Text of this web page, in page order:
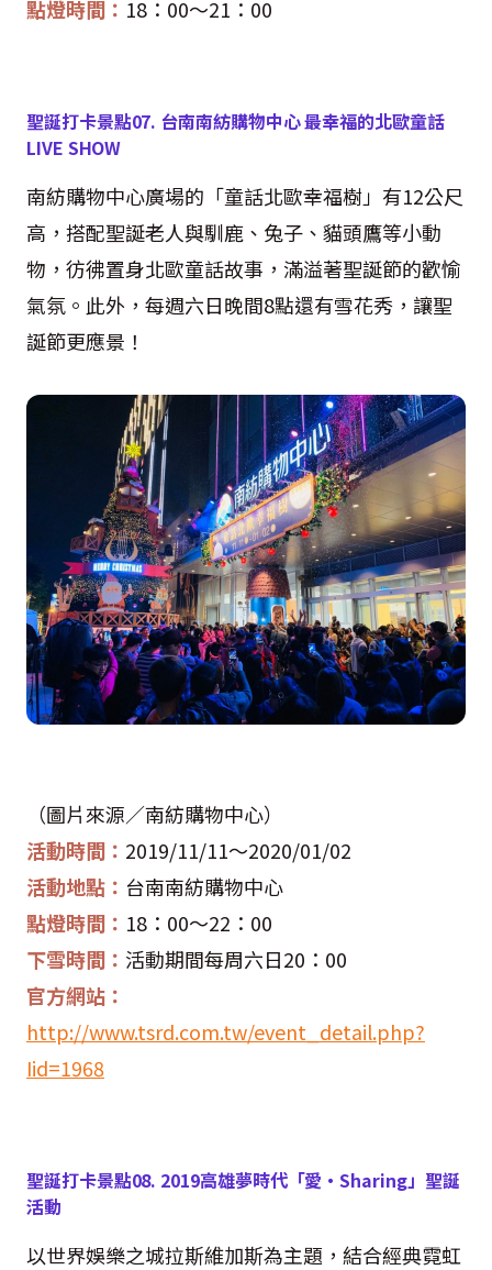
點燈時間： 18 ： 00～21 ： 00
聖誕打卡景點07. 台南南紡購物中心 最幸福的北歐童話
LIVE SHOW
南紡購物中心廣場的「童話北歐幸福樹」有12公尺
高，搭配聖誕老人與馴鹿、兔子、貓頭鷹等小動
物，彷彿置身北歐童話故事，滿溢著聖誕節的歡愉
氣氛。此外，每週六日晚間8點還有雪花秀，讓聖
誕節更應景！
（圖片來源／南紡購物中心）
活動時間： 2019/11/11～2020/01/02
活動地點： 台南南紡購物中心
點燈時間： 18 ： 00～22 ： 00
下雪時間： 活動期間每周六日20 ： 00
官方網站：
http://www.tsrd.com.tw/event_detail.php?
Iid=1968
聖誕打卡景點08. 2019高雄夢時代「愛・Sharing」聖誕
活動
以世界娛樂之城拉斯維加斯為主題，結合經典霓虹